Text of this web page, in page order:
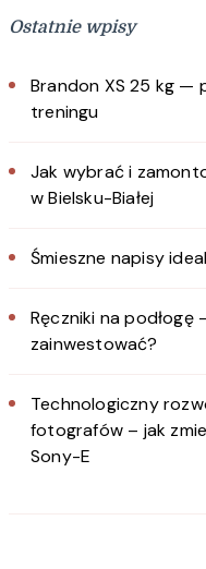
Ostatnie wpisy
Brandon XS 25 kg —
treningu
Jak wybrać i
w Bielsku-Białej
Śmieszne napisy
Ręczniki na
zainwestować?
Technologiczny
fotografów – jak
Sony-E